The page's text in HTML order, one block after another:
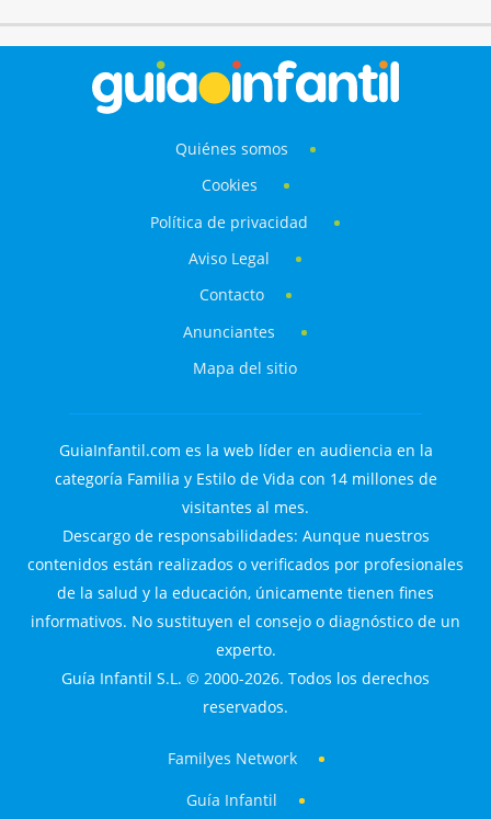
Quiénes somos
Cookies
Política de privacidad
Aviso Legal
Contacto
Anunciantes
Mapa del sitio
GuiaInfantil.com es la web líder en audiencia en la
categoría Familia y Estilo de Vida con 14 millones de
visitantes al mes.
Descargo de responsabilidades: Aunque nuestros
contenidos están realizados o verificados por profesionales
de la salud y la educación, únicamente tienen fines
informativos. No sustituyen el consejo o diagnóstico de un
experto.
Guía Infantil S.L. © 2000-2026. Todos los derechos
reservados.
Familyes Network
Guía Infantil